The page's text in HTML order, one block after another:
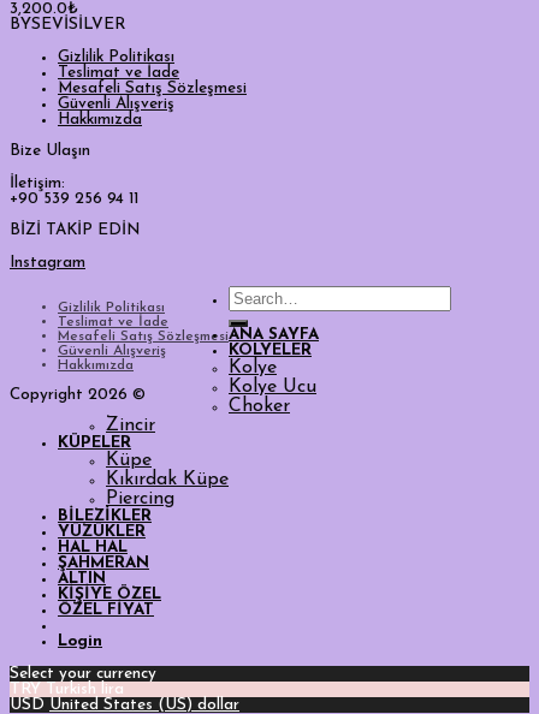
3,200.0₺
BYSEVİSİLVER
Gizlilik Politikası
Teslimat ve İade
Mesafeli Satış Sözleşmesi
Güvenli Alışveriş
Hakkımızda
Bize Ulaşın
İletişim:
+90 539 256 94 11
BİZİ TAKİP EDİN
Instagram
Gizlilik Politikası
Teslimat ve İade
Mesafeli Satış Sözleşmesi
Güvenli Alışveriş
Hakkımızda
Copyright 2026 ©
Search
for:
ANA SAYFA
KOLYELER
Kolye
Kolye Ucu
Choker
Zincir
KÜPELER
Küpe
Kıkırdak Küpe
Piercing
BİLEZİKLER
YÜZÜKLER
HAL HAL
ŞAHMERAN
ALTIN
KİŞİYE ÖZEL
ÖZEL FİYAT
Login
Select your currency
TRY
Turkish lira
USD United States (US) dollar